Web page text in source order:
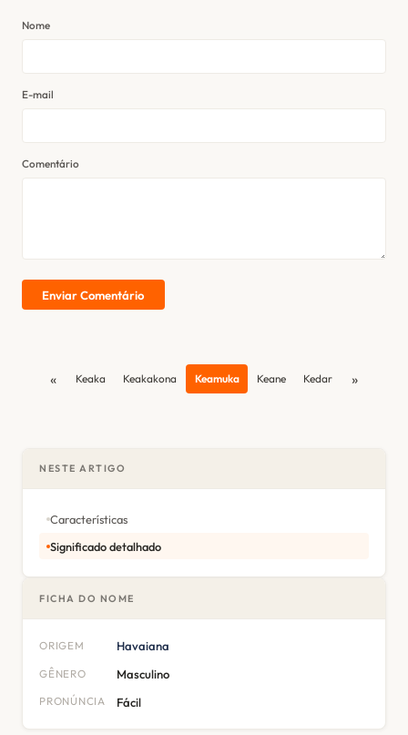
Nome
E-mail
Comentário
Enviar Comentário
« Keaka Keakakona Keamuka Keane Kedar »
NESTE ARTIGO
Características
Significado detalhado
FICHA DO NOME
ORIGEM Havaiana
GÊNERO Masculino
PRONÚNCIA Fácil